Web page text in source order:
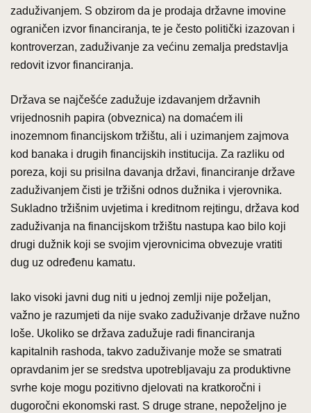
zaduživanjem. S obzirom da je prodaja državne imovine
ograničen izvor financiranja, te je često politički izazovan i
kontroverzan, zaduživanje za većinu zemalja predstavlja
redovit izvor financiranja.
Država se najčešće zadužuje izdavanjem državnih
vrijednosnih papira (obveznica) na domaćem ili
inozemnom financijskom tržištu, ali i uzimanjem zajmova
kod banaka i drugih financijskih institucija. Za razliku od
poreza, koji su prisilna davanja državi, financiranje države
zaduživanjem čisti je tržišni odnos dužnika i vjerovnika.
Sukladno tržišnim uvjetima i kreditnom rejtingu, država kod
zaduživanja na financijskom tržištu nastupa kao bilo koji
drugi dužnik koji se svojim vjerovnicima obvezuje vratiti
dug uz određenu kamatu.
Iako visoki javni dug niti u jednoj zemlji nije poželjan,
važno je razumjeti da nije svako zaduživanje države nužno
loše. Ukoliko se država zadužuje radi financiranja
kapitalnih rashoda, takvo zaduživanje može se smatrati
opravdanim jer se sredstva upotrebljavaju za produktivne
svrhe koje mogu pozitivno djelovati na kratkoročni i
dugoročni ekonomski rast. S druge strane, nepoželjno je